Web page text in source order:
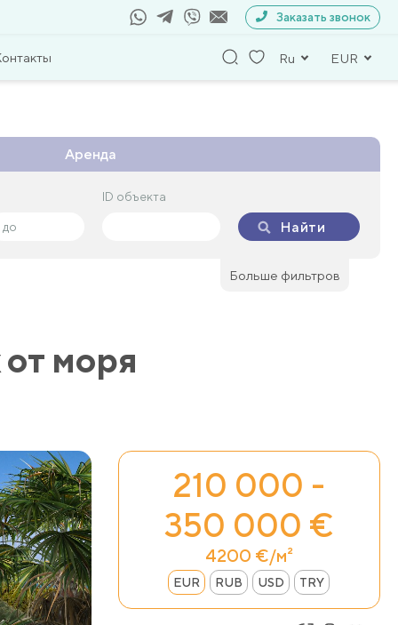
Заказать звонок
Ru EUR
Аренда
ID объекта
Найти
Больше фильтров
ID объекта
Найти
моря
210 000 -
350 000 €
4200 €/м²
EUR RUB USD TRY